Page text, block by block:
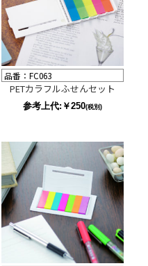
品番：FC063
PETカラフルふせんセット
参考上代:￥250(税別)